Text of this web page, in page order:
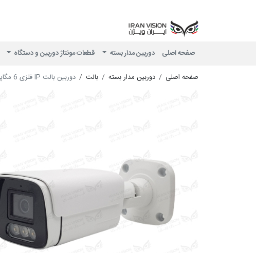
صفحه اصلی دوربین مدار بسته قطعات مونتاژ دوربین و دستگاه
صفحه اصلی دوربین مدار بسته بالت دوربین بالت IP فلزی 6 مگاپیکسل POE با لنز 3.6 استارلایت شب رنگی